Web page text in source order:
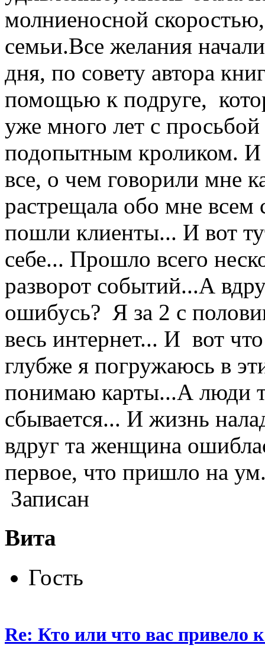
молниеносной
семьи.Все желания
дня, по совету автора
помощью к подруге,
уже много лет с
подопытным кроликом.
все, о чем говорили мне
растрещала обо мне
пошли клиенты... И вот
себе... Прошло всего
разворот событий...А
ошибусь? Я за 2 с
весь интернет... И вот
глубже я погружаюсь в
понимаю карты...А люди
сбывается... И жизнь
вдруг та женщина
первое, что пришло на
Записан
Вита
Гость
Re: Кто или что вас привело